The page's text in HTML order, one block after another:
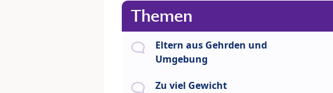
Themen
Eltern aus Gehrden und
Umgebung
Zu viel Gewicht